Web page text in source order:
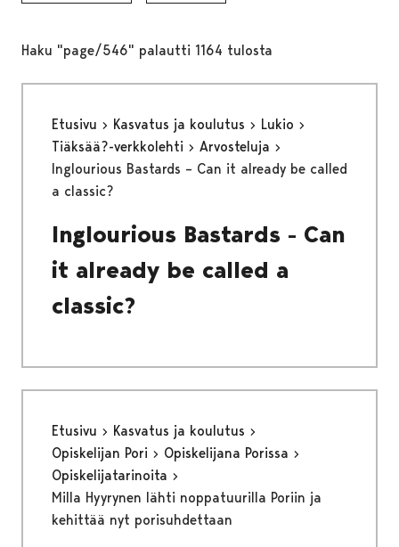
Haku "page/546" palautti 1164 tulosta
Etusivu Kasvatus ja koulutus
Lukio
Tiäksää?-verkkolehti
Arvosteluja
Inglourious Bastards – Can it already be called
a classic?
Inglourious Bastards - Can
it already be called a
classic?
Etusivu
Kasvatus ja koulutus
Opiskelijan Pori
Opiskelijana Porissa
Opiskelijatarinoita
Milla Hyyrynen lähti noppatuurilla Poriin ja
kehittää nyt porisuhdettaan